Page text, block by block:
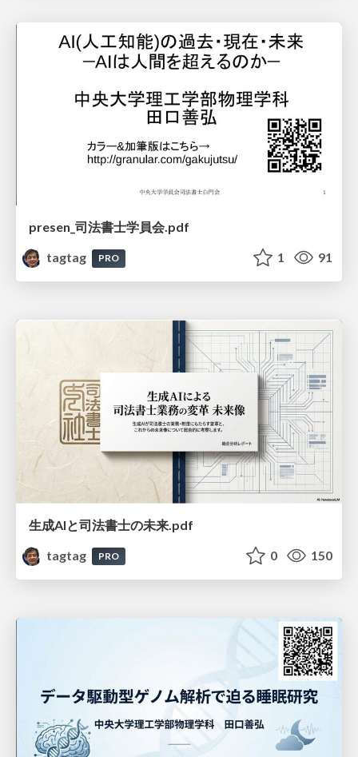
presen_司法書士学員会.pdf
tagtag
PRO 1 91
生成AIと司法書士の未来.pdf
tagtag
PRO 0 150